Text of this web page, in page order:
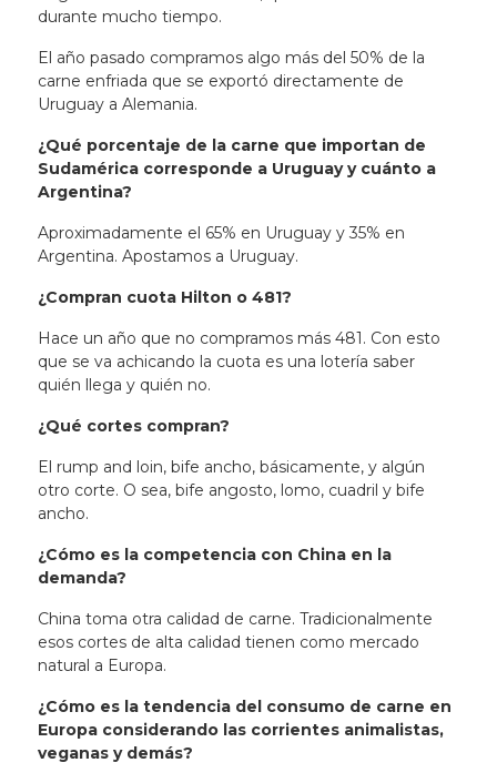
durante mucho tiempo.
El año pasado compramos algo más del 50% de la
carne enfriada que se exportó directamente de
Uruguay a Alemania.
¿Qué porcentaje de la carne que importan de
Sudamérica corresponde a Uruguay y cuánto a
Argentina?
Aproximadamente el 65% en Uruguay y 35% en
Argentina. Apostamos a Uruguay.
¿Compran cuota Hilton o 481?
Hace un año que no compramos más 481. Con esto
que se va achicando la cuota es una lotería saber
quién llega y quién no.
¿Qué cortes compran?
El rump and loin, bife ancho, básicamente, y algún
otro corte. O sea, bife angosto, lomo, cuadril y bife
ancho.
¿Cómo es la competencia con China en la
demanda?
China toma otra calidad de carne. Tradicionalmente
esos cortes de alta calidad tienen como mercado
natural a Europa.
¿Cómo es la tendencia del consumo de carne en
Europa considerando las corrientes animalistas,
veganas y demás?